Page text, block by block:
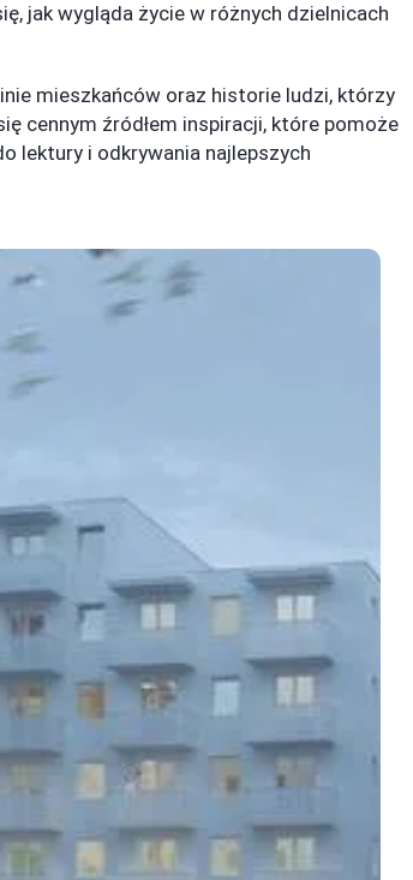
jak wygląda życie w różnych dzielnicach
mieszkańców oraz historie ludzi, którzy
cennym źródłem inspiracji, które pomoże
lektury i odkrywania najlepszych